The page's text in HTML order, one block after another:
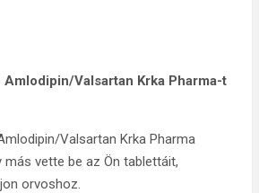
Valsartan Krka Pharma-t
Valsartan Krka Pharma
vette be az Ön tablettáit,
orvoshoz.